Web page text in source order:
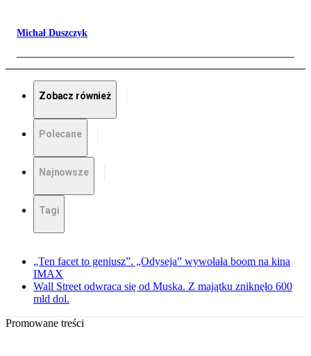
Michał Duszczyk
Zobacz również
Polecane
Najnowsze
Tagi
„Ten facet to geniusz”. „Odyseja” wywołała boom na kina
IMAX
Wall Street odwraca się od Muska. Z majątku zniknęło 600
mld dol.
Promowane treści